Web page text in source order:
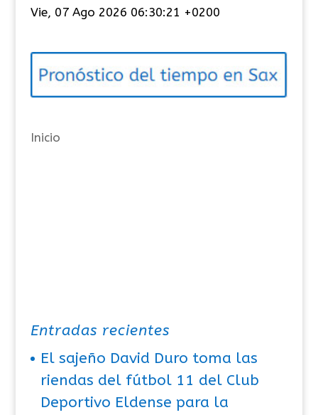
e
o
í
s
Vie, 07 Ago 2026 06:30:21 +0200
Inicio
Entradas recientes
El sajeño David Duro toma las
riendas del fútbol 11 del Club
Deportivo Eldense para la